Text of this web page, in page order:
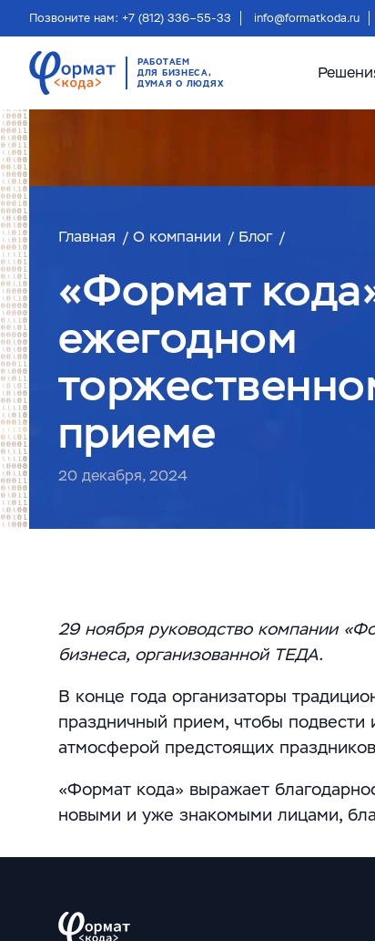
Позвоните нам: +7 (812) 336–55-33 info@formatkoda.ru
РАБОТАЕМ
ДЛЯ БИЗНЕСА,
ДУМАЯ О ЛЮДЯХ
Главная О компании Блог
«Формат
ежегодном
приеме
20 декабря, 2024
29 ноября руководство компании
бизнеса, организованной ТЕДА.
В конце года организаторы
праздничный прием, чтобы подвести
атмосферой предстоящих
«Формат кода» выражает
новыми и уже знакомыми лицами,